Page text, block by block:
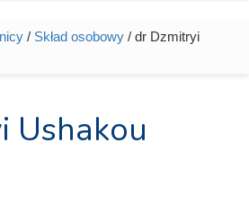
/ Skład osobowy / dr Dzmitryi
Ushakou